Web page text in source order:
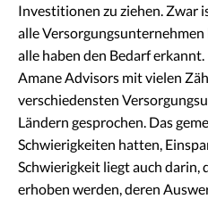
Investitionen zu ziehen. Zwar
alle
alle haben den Bedarf
Amane Advisors mit vielen
verschiedensten
Ländern gesprochen. Das
Schwierigkeiten hatten,
Schwierigkeit liegt auch darin,
erhoben werden, deren